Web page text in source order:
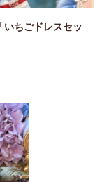
いちごドレスセッ